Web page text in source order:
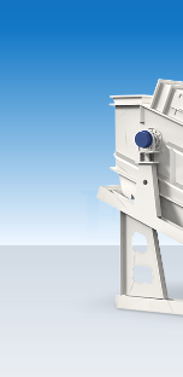
联系我们